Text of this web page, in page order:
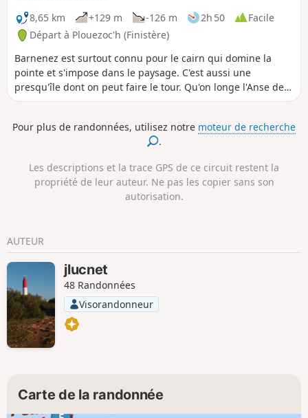
Christ, sources ... Un beau résumé de la
Bretagne du Nord.
8,65 km
+129 m -126 m 2h 50
Facile
Départ à Plouezoc'h (Finistère)
Barnenez est surtout connu pour le cairn qui domine la
pointe et s'impose dans le paysage. C'est aussi une
presqu'île dont on peut faire le tour. Qu'on longe l'Anse de
Térenez, ou la Rivière de Morlaix, qu'on s'y promène à
multiples facettes, avec pour décor le site majestueux de
l'entrée de la Rivière de Morlaix et ses monuments
Pour plus de randonnées, utilisez notre moteur de recherche
.
Les descriptions et la trace GPS de ce circuit restent la
propriété de leur auteur. Ne pas les copier sans son
autorisation.
AUTEUR
jlucnet
48 Randonnées
Visorandonneur
Carte de la randonnée